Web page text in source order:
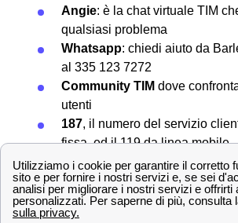
Angie: è la chat virtuale TIM
qualsiasi problema
Whatsapp: chiedi aiuto da
al 335 123 7272
Community TIM dove
utenti
187, il numero del servizio
fissa, ed il 119 da linea mobile
Se invece ci si trova all'estero i numeri
fissa sono +39 028 5951 o +39 06 36
da cellulare invece si deve chiamare al